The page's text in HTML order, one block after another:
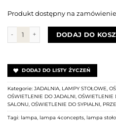
Produkt dostępny na zamówienie
ilość Lampa LivornoDODAJ DO
DODAJ DO LISTY ŻYCZEŃ
Kategorie: JADALNIA, LAMPY STOŁOWE,
OŚWIETLENIE DO JADALNI, OŚWIETLENIE
SALONU, OŚWIETLENIE DO SYPIALNI,
Tagi: lampa, lampa 4concepts, lampa